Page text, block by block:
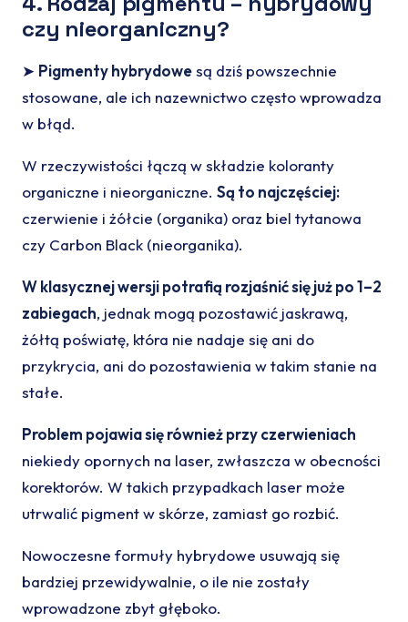
czy nieorganiczny?
➤ Pigmenty hybrydowesą dziś powszechnie
stosowane, ale ich nazewnictwo często wprowadza
w błąd.
W rzeczywistości łączą w składzie koloranty
organiczne i nieorganiczne. Są to najczęściej:
czerwienie i żółcie (organika) oraz biel tytanowa
czy Carbon Black (nieorganika).
W klasycznej wersji potrafią rozjaśnić się już po 1–2
zabiegach, jednak mogą pozostawić jaskrawą,
żółtą poświatę, która nie nadaje się ani do
przykrycia, ani do pozostawienia w takim stanie na
stałe.
Problem pojawia się również przy czerwieniach
niekiedy opornych na laser, zwłaszcza w obecności
korektorów. W takich przypadkach laser może
utrwalić pigment w skórze, zamiast go rozbić.
Nowoczesne formuły hybrydowe usuwają się
bardziej przewidywalnie, o ile nie zostały
wprowadzone zbyt głęboko.